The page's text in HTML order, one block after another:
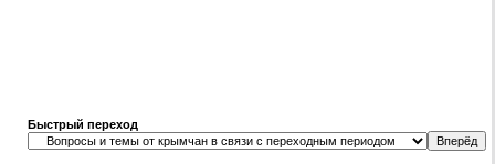
Быстрый переход